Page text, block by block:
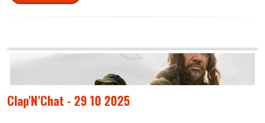
Clap'N'Chat - 29 10 2025